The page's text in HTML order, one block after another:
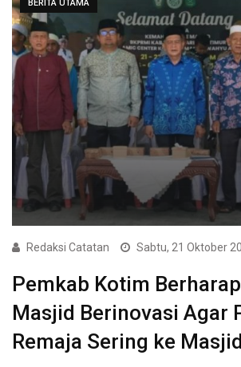
BERITA UTAMA
Redaksi Catatan Sabtu, 21 Oktober
Pemkab Kotim
Masjid Berinovasi Agar
Remaja Sering ke Masjid